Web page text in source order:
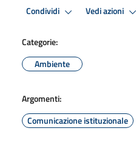
Condividi Vedi azioni
Categorie:
Ambiente
Argomenti:
Comunicazione istituzionale